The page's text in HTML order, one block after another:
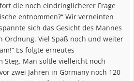
die noch eindringlicherer Frage
entnommen?“ Wir verneinten
sich das Gesicht des Mannes
Ordnung. Viel Spaß noch und weiter
Es folgte erneutes
Steg. Man soltle vielleicht noch
zwei Jahren in Görmany noch 120